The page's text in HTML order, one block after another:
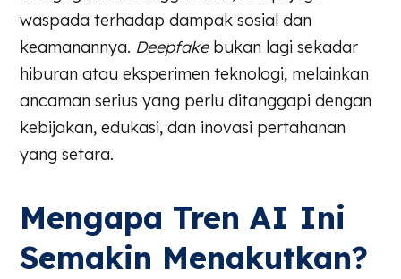
waspada terhadap dampak sosial dan
keamanannya. Deepfakebukan lagi sekadar
hiburan atau eksperimen teknologi, melainkan
ancaman serius yang perlu ditanggapi dengan
kebijakan, edukasi, dan inovasi pertahanan
yang setara.
Mengapa Tren AI Ini
Semakin Menakutkan?